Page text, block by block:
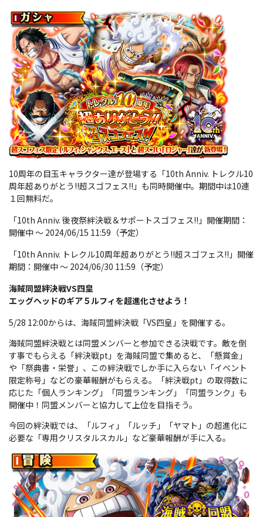
10周年の目玉キャラクター達が登場する「10th Anniv. トレクル10
周年超ありがとう!!超スゴフェス!!」も同時開催中。期間中は10連
１回無料だ。
「10th Anniv. 後夜祭絆決戦＆サポートスゴフェス!!」開催期間：
開催中 ～ 2024/06/15 11:59（予定）
「10th Anniv. トレクル10周年超ありがとう!!超スゴフェス!!」開催
期間：開催中 ～ 2024/06/30 11:59（予定）
海賊同盟絆決戦VS四皇
エッグヘッドのギア５ルフィを超進化させよう！
5/28 12:00からは、海賊同盟絆決戦「VS四皇」を開催する。
海賊同盟絆決戦とは同盟メンバーと参加できる決戦です。敵を倒
す事でもらえる「絆決戦pt」を海賊同盟で集めると、「懸賞金」
や「祭典書・栄誉」、この絆決戦でしか手に入らない「イベント
限定称号」などの豪華報酬がもらえる。「絆決戦pt」の取得数に
応じた「個人ランキング」「同盟ランキング」「同盟ランク」も
開催中！同盟メンバーと協力して上位を目指そう。
今回の絆決戦では、「ルフィ」「ルッチ」「ヤマト」の超進化に
必要な「専用クリスタルスカル」など豪華報酬が手に入る。